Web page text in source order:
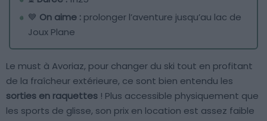
💙 On aime : prolonger l’aventure jusqu’au lac de
Joux Plane
Le must à Avoriaz, pour changer du ski tout en profitant
de la fraîcheur extérieure, ce sont bien entendu les
sorties en raquettes ! Plus accessible physiquement que
les sports de glisse, son prix en location est assez faible